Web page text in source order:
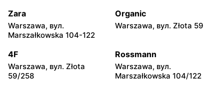
Lewiatan
Warszawa, вул. Bolesława
Lewiatan
Lewiatan
Warszawa, вул. Sonaty 5
Lewiatan
Warszawa, вул. Gen.
Zara
Warszawa, вул.
Marszałkowska 104-122
Organic
Warszawa, вул. Złota 59
4F
Warszawa, вул. Złota
59/258
Rossmann
Warszawa, вул.
Marszałkowska 104/122